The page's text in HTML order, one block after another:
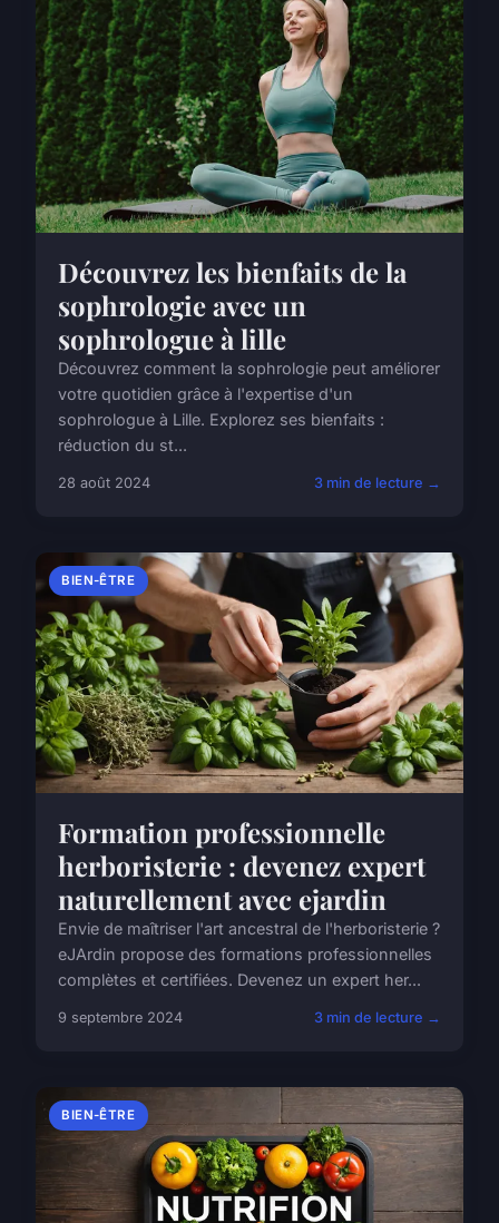
Découvrez les bienfaits de la
sophrologie avec un
sophrologue à lille
Découvrez comment la sophrologie peut améliorer
votre quotidien grâce à l'expertise d'un
sophrologue à Lille. Explorez ses bienfaits :
réduction du st...
28 août 2024 3 min de lecture →
BIEN-ÊTRE
Formation professionnelle
herboristerie : devenez expert
naturellement avec ejardin
Envie de maîtriser l'art ancestral de l'herboristerie ?
eJArdin propose des formations professionnelles
complètes et certifiées. Devenez un expert her...
9 septembre 2024 3 min de lecture →
BIEN-ÊTRE